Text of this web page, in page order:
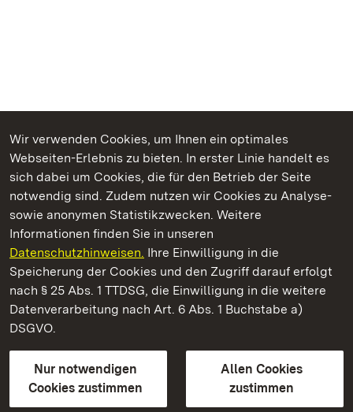
Wir verwenden Cookies, um Ihnen ein optimales
Webseiten-Erlebnis zu bieten. In erster Linie handelt es
sich dabei um Cookies, die für den Betrieb der Seite
notwendig sind. Zudem nutzen wir Cookies zu Analyse-
sowie anonymen Statistikzwecken. Weitere
Informationen finden Sie in unseren
Datenschutzhinweisen. Ihre Einwilligung in die
Speicherung der Cookies und den Zugriff darauf erfolgt
nach § 25 Abs. 1 TTDSG, die Einwilligung in die weitere
Datenverarbeitung nach Art. 6 Abs. 1 Buchstabe a)
DSGVO.
Nur notwendigen
Cookies zustimmen
Allen Cookies
zustimmen
Kommen. Staunen. Genießen.
Staatliche Schlösser und Gärten Baden‑Württemberg
Staatliche Schlösser und Gärten Baden-Württemberg
Kontakt
GebärdenspracheLeichte Sprache
Erklärung zur Barrierefreiheit
BITV-konform (geprüfte Seiten)